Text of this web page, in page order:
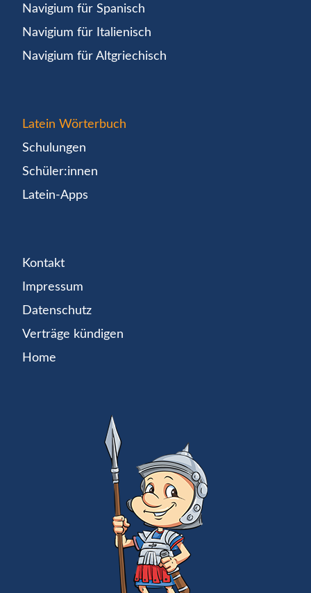
Navigium für Spanisch
Navigium für Italienisch
Navigium für Altgriechisch
Latein Wörterbuch
Schulungen
Schüler:innen
Latein-Apps
Kontakt
Impressum
Datenschutz
Verträge kündigen
Home